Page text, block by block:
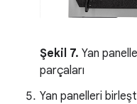
Şekil 7. Yan
parçaları
Yan panelleri